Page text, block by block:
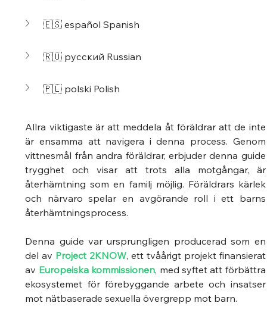
🇪🇸 español Spanish
🇷🇺 русский Russian
🇵🇱 polski Polish
Allra viktigaste är att meddela åt föräldrar att de inte
är ensamma att navigera i denna process. Genom
vittnesmål från andra föräldrar, erbjuder denna guide
trygghet och visar att trots alla motgångar, är
återhämtning som en familj möjlig. Föräldrars kärlek
och närvaro spelar en avgörande roll i ett barns
återhämtningsprocess.
Denna guide var ursprungligen producerad som en
del av Project 2KNOW, ett tvåårigt projekt finansierat
av Europeiska kommissionen, med syftet att förbättra
ekosystemet för förebyggande arbete och insatser
mot nätbaserade sexuella övergrepp mot barn.